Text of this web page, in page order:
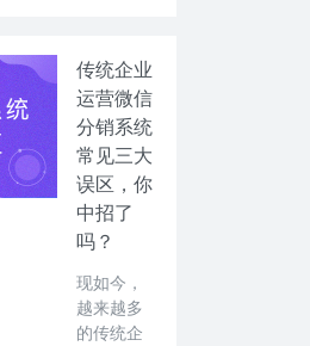
传统企业
运营微信
分销系统
常见三大
误区，你
中招了
吗？
现如今，
越来越多
的传统企